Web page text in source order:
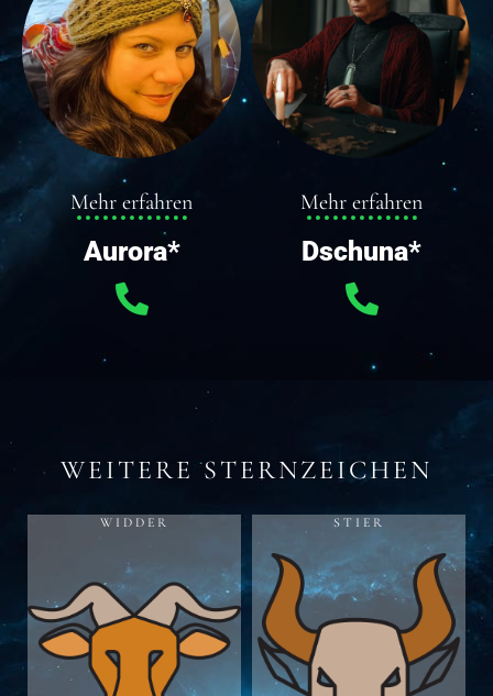
Mehr erfahren
Aurora*
Mehr erfahren
Dschuna*
WEITERE STERNZEICHEN
WIDDER STIER